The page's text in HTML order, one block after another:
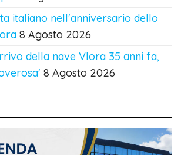
italiano nell'anniversario dello
8 Agosto 2026
della nave Vlora 35 anni fa,
8 Agosto 2026